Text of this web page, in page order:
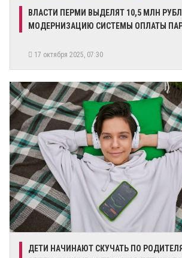
ВЛАСТИ ПЕРМИ ВЫДЕЛЯТ 10,5 МЛН
МОДЕРНИЗАЦИЮ СИСТЕМЫ ОПЛАТЫ
17 октября 2025, 07:30
ДЕТИ НАЧИНАЮТ СКУЧАТЬ ПО